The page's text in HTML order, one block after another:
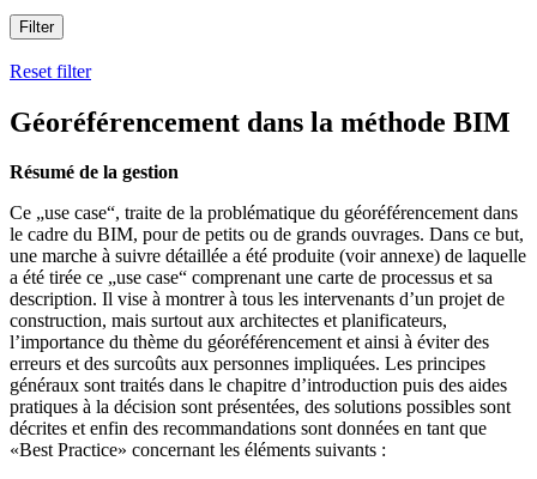
Filter
Reset filter
Géoréférencement dans la méthode BIM
Résumé de la gestion
Ce „use case“, traite de la problématique du géoréférencement dans
le cadre du BIM, pour de petits ou de grands ouvrages. Dans ce but,
une marche à suivre détaillée a été produite (voir annexe) de laquelle
a été tirée ce „use case“ comprenant une carte de processus et sa
description. Il vise à montrer à tous les intervenants d’un projet de
construction, mais surtout aux architectes et planificateurs,
l’importance du thème du géoréférencement et ainsi à éviter des
erreurs et des surcoûts aux personnes impliquées. Les principes
généraux sont traités dans le chapitre d’introduction puis des aides
pratiques à la décision sont présentées, des solutions possibles sont
décrites et enfin des recommandations sont données en tant que
«Best Practice» concernant les éléments suivants :